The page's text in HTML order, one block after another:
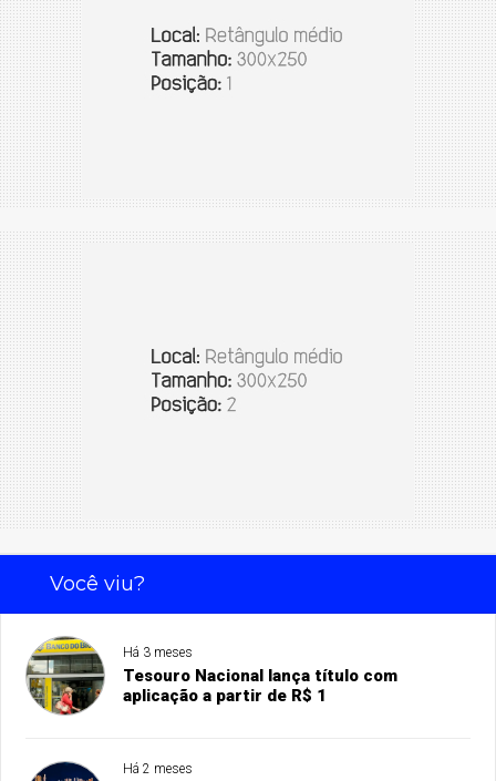
Você viu?
Há 3 meses
Tesouro Nacional lança título com
aplicação a partir de R$ 1
Há 2 meses